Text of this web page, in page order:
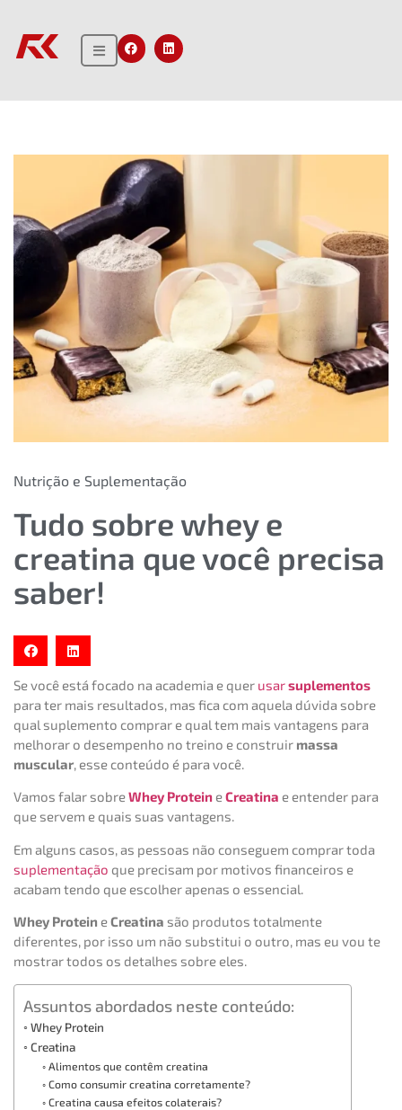
Nutrição e Suplementação
Tudo sobre whey e
creatina que você precisa
saber!
Se você está focado na academia e quer usarsuplementos
para ter mais resultados, mas fica com aquela dúvida sobre
qual suplemento comprar e qual tem mais vantagens para
melhorar o desempenho no treino e construir massa
muscular, esse conteúdo é para você.
Vamos falar sobreWhey Protein eCreatina e entender para
que servem e quais suas vantagens.
Em alguns casos, as pessoas não conseguem comprar toda
suplementação que precisam por motivos financeiros e
acabam tendo que escolher apenas o essencial.
Whey Protein eCreatina são produtos totalmente
diferentes, por isso um não substitui o outro, mas eu vou te
mostrar todos os detalhes sobre eles.
Assuntos abordados neste conteúdo:
Whey Protein
Creatina
Alimentos que contêm creatina
Como consumir creatina corretamente?
Creatina causa efeitos colaterais?